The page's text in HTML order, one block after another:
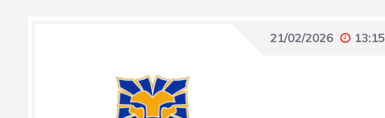
21/02/2026 13:15